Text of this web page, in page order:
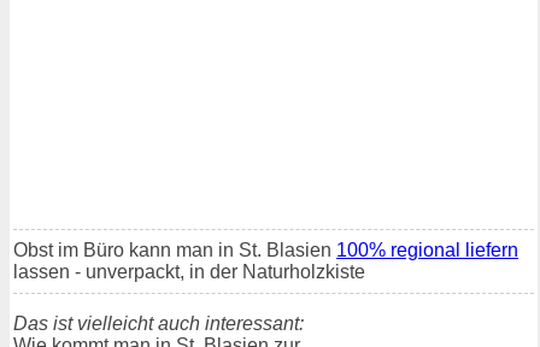
Obst im Büro kann man in St. Blasien 100% regional liefern
lassen - unverpackt, in der Naturholzkiste
Das ist vielleicht auch interessant: